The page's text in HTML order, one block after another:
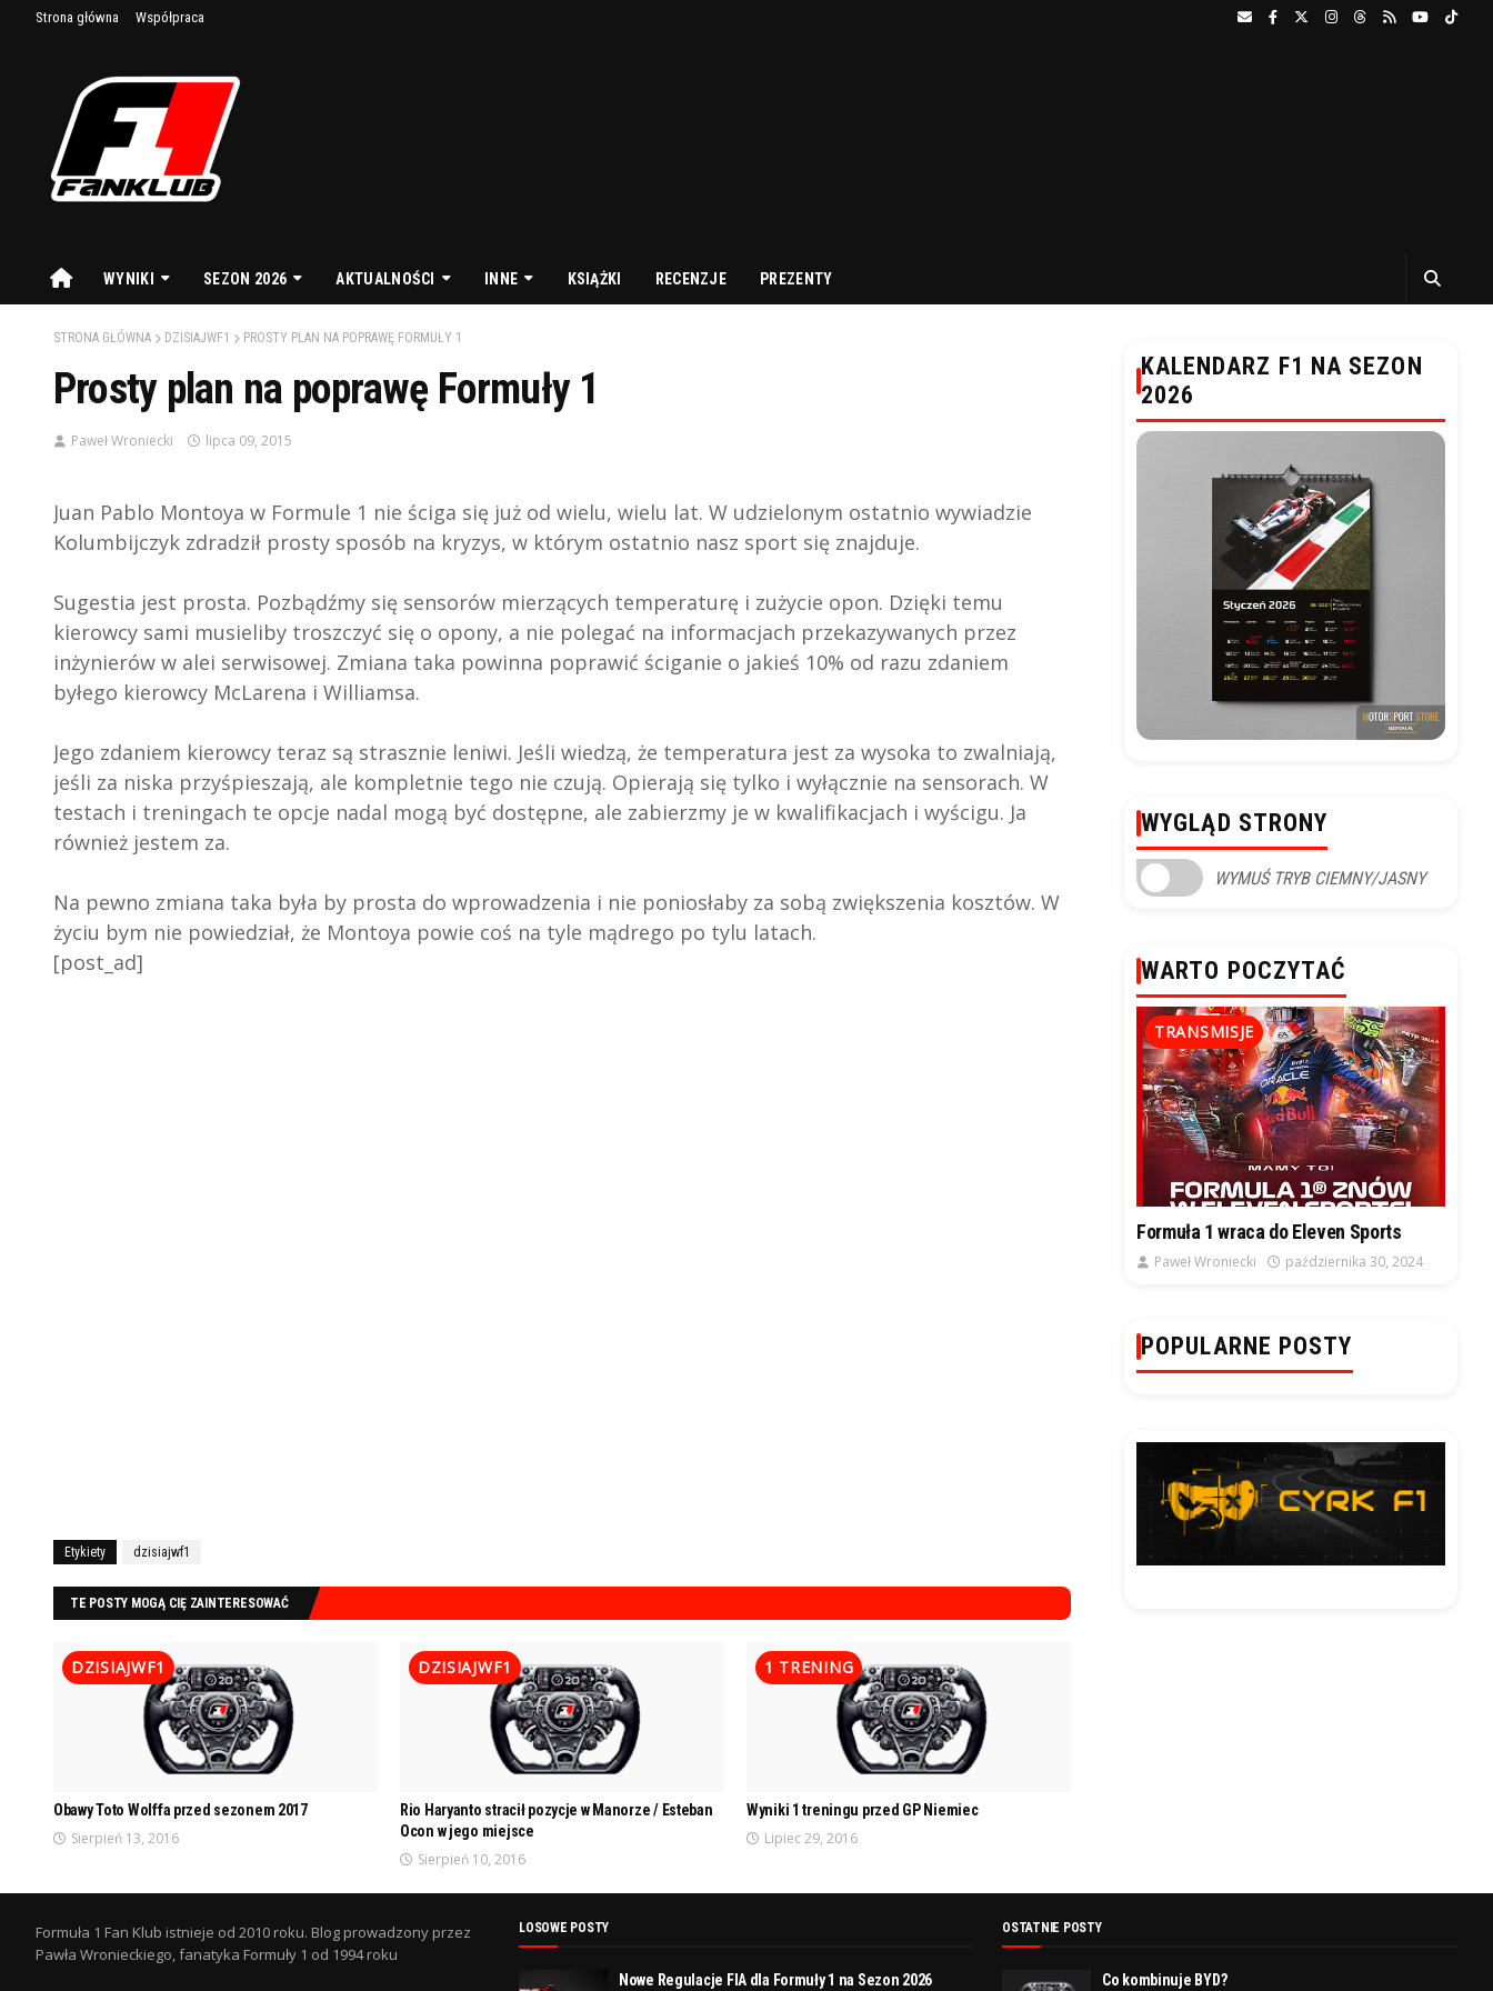
Strona główna Współpraca
WYNIKI SEZON 2026 AKTUALNOŚCI INNE KSIĄŻKI RECENZJE PREZENTY
STRONA GŁÓWNA DZISIAJWF1 PROSTY PLAN NA POPRAWĘ FORMUŁY 1
Prosty plan na poprawę Formuły 1
Paweł Wroniecki lipca 09, 2015
Juan Pablo Montoya w Formule 1 nie ściga się już od wielu, wielu lat. W udzielonym ostatnio wywiadzie
Kolumbijczyk zdradził prosty sposób na kryzys, w którym ostatnio nasz sport się znajduje.
Sugestia jest prosta. Pozbądźmy się sensorów mierzących temperaturę i zużycie opon. Dzięki temu
kierowcy sami musieliby troszczyć się o opony, a nie polegać na informacjach przekazywanych przez
inżynierów w alei serwisowej. Zmiana taka powinna poprawić ściganie o jakieś 10% od razu zdaniem
byłego kierowcy McLarena i Williamsa.
Jego zdaniem kierowcy teraz są strasznie leniwi. Jeśli wiedzą, że temperatura jest za wysoka to zwalniają,
jeśli za niska przyśpieszają, ale kompletnie tego nie czują. Opierają się tylko i wyłącznie na sensorach. W
testach i treningach te opcje nadal mogą być dostępne, ale zabierzmy je w kwalifikacjach i wyścigu. Ja
również jestem za.
Na pewno zmiana taka była by prosta do wprowadzenia i nie poniosłaby za sobą zwiększenia kosztów. W
życiu bym nie powiedział, że Montoya powie coś na tyle mądrego po tylu latach.
[post_ad]
Etykiety dzisiajwf1
TE POSTY MOGĄ CIĘ ZAINTERESOWAĆ
DZISIAJWF1
Obawy Toto Wolffa przed sezonem 2017
Sierpień 13, 2016
DZISIAJWF1
Rio Haryanto stracił pozycje w Manorze / Esteban
Ocon w jego miejsce
Sierpień 10, 2016
1 TRENING
Wyniki 1 treningu przed GP Niemiec
Lipiec 29, 2016
KALENDARZ F1 NA SEZON
2026
WYGLĄD STRONY
WYMUŚ TRYB CIEMNY/JASNY
WARTO POCZYTAĆ
TRANSMISJE
Formuła 1 wraca do Eleven Sports
Paweł Wroniecki października 30, 2024
POPULARNE POSTY
Formuła 1 Fan Klub istnieje od 2010 roku. Blog prowadzony przez
Pawła Wronieckiego, fanatyka Formuły 1 od 1994 roku
LOSOWE POSTY
Nowe Regulacje FIA dla Formuły 1 na Sezon 2026
OSTATNIE POSTY
Co kombinuje BYD?